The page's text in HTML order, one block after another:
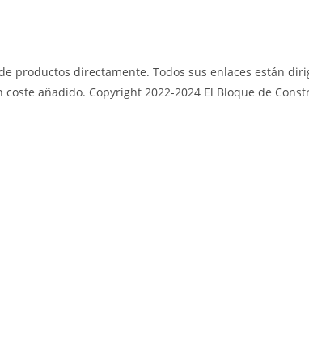
productos directamente. Todos sus enlaces están
coste añadido. Copyright 2022-2024 El Bloque de